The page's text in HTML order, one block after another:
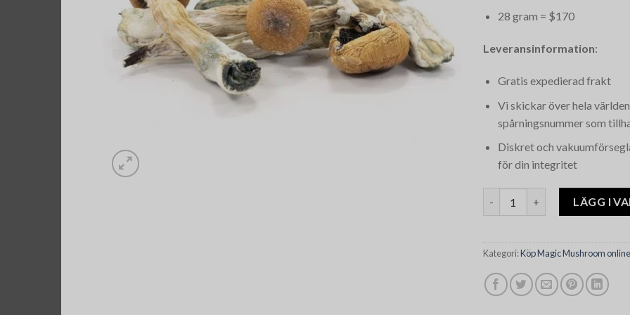
28 gram = $170
Leveransinformation:
Gratis expedierad frakt
Vi skickar över hela
spårningsnummer som
Diskret och
för din integritet
Bayou Magic Mushrooms
LÄGG I
Kategori:Köp Magic Mushroom online